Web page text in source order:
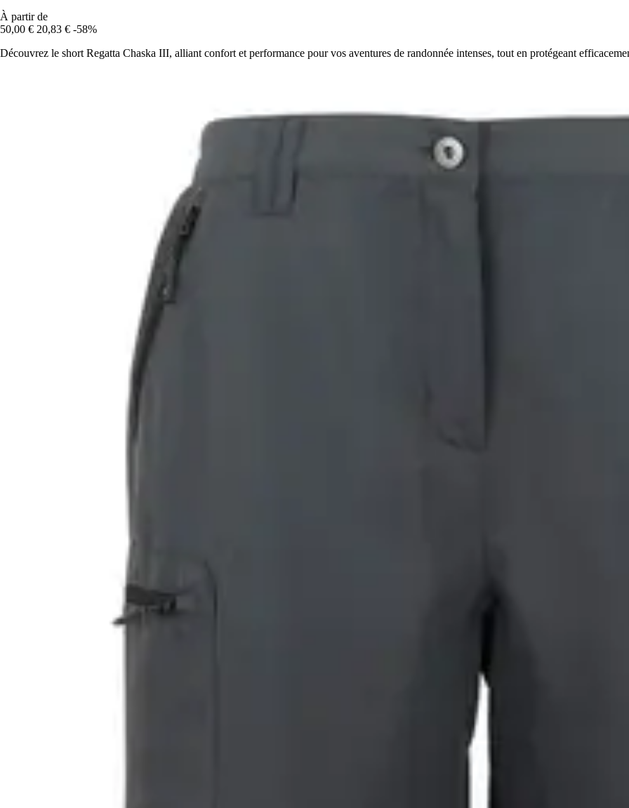
À partir de
50,00 € 20,83 € -58%
Découvrez le short Regatta Chaska III, alliant confort et performance pour vos aventures de randonnée intenses, tout en protégeant